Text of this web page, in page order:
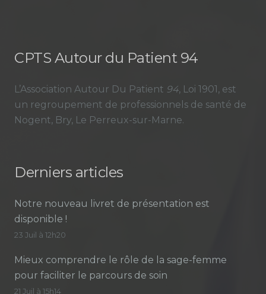
CPTS Autour du Patient 94
L’Association Autour Du Patient 94, Loi 1901, est
un regroupement de professionnels de santé de
Nogent, Bry, Le Perreux-sur-Marne.
Derniers articles
Notre nouveau livret de présentation est
disponible !
23 Juil à 12h20
Mieux comprendre le rôle de la sage-femme
pour faciliter le parcours de soin
21 Juil à 15h14